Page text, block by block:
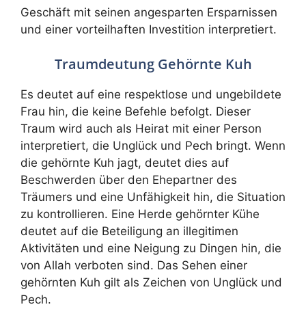
Geschäft mit seinen angesparten Ersparnissen
und einer vorteilhaften Investition interpretiert.
Traumdeutung Gehörnte Kuh
Es deutet auf eine respektlose und ungebildete
Frau hin, die keine Befehle befolgt. Dieser
Traum wird auch als Heirat mit einer Person
interpretiert, die Unglück und Pech bringt. Wenn
die gehörnte Kuh jagt, deutet dies auf
Beschwerden über den Ehepartner des
Träumers und eine Unfähigkeit hin, die Situation
zu kontrollieren. Eine Herde gehörnter Kühe
deutet auf die Beteiligung an illegitimen
Aktivitäten und eine Neigung zu Dingen hin, die
von Allah verboten sind. Das Sehen einer
gehörnten Kuh gilt als Zeichen von Unglück und
Pech.